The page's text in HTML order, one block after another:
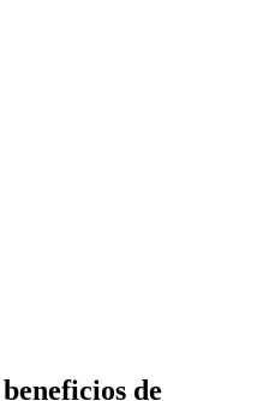
beneficios de